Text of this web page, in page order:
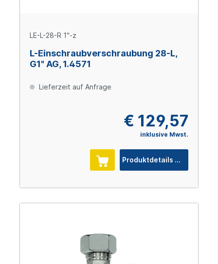
LE-L-28-R 1"-z
L-Einschraubverschraubung 28-L,
G1" AG, 1.4571
Lieferzeit auf Anfrage
€ 129,57
inklusive Mwst.
Produktdetails